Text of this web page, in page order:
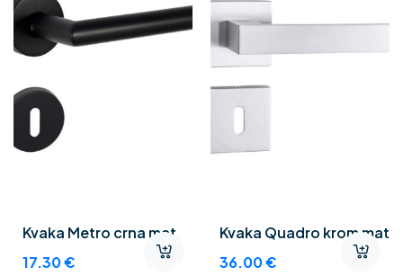
Kvaka Metro crna mat
17.30€
Kvaka Quadro krom mat
36.00€